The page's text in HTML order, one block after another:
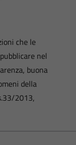
che le
nel
buona
della
2013,